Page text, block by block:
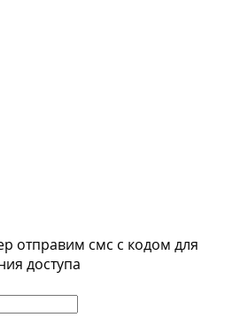
отправим смс с кодом для
доступа